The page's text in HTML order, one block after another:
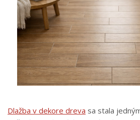
Dlažba v dekore dreva sa stala